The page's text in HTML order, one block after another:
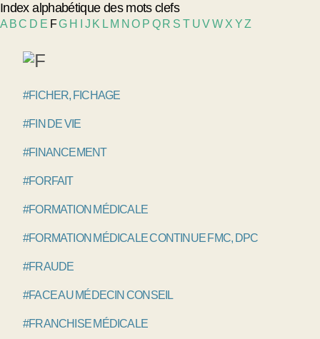
Index alphabétique des mots clefs
A BC D E FG H J K L M NO P Q R S T UVW X YZ
#FICHER, FICHAGE
#FIN DE VIE
#FINANCEMENT
#FORFAIT
#FORMATION MÉDICALE
#FORMATION MÉDICALE CONTINUE FMC, DPC
#FRAUDE
#FACE AU MÉDECIN CONSEIL
#FRANCHISE MÉDICALE